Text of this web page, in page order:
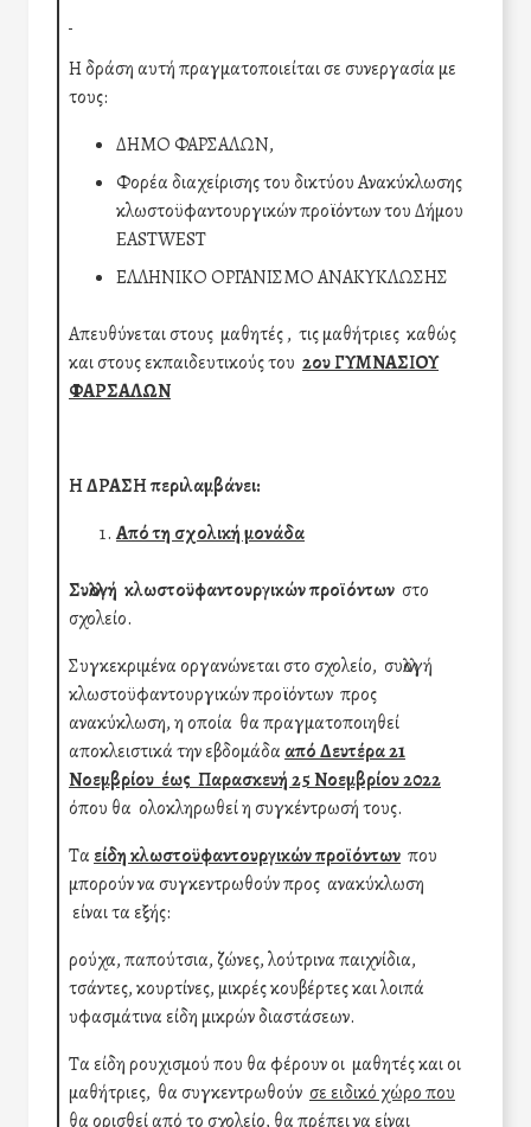
Η δράση αυτή πραγματοποιείται σε συνεργασία με
τους:
ΔΗΜΟ ΦΑΡΣΑΛΩΝ,
Φορέα διαχείρισης του δικτύου Ανακύκλωσης
κλωστοϋφαντουργικών προϊόντων του Δήμου
EASTWEST
ΕΛΛΗΝΙΚΟ ΟΡΓΑΝΙΣΜΟ ΑΝΑΚΥΚΛΩΣΗΣ
Απευθύνεται στους μαθητές , τις μαθήτριες καθώς
και στους εκπαιδευτικούς του 2ου ΓΥΜΝΑΣΙΟΥ
ΦΑΡΣΑΛΩΝ
Η ΔΡΑΣΗ περιλαμβάνει:
Από τη σχολική μονάδα
Συλλογή κλωστοϋφαντουργικών προϊόντων στο
σχολείο.
Συγκεκριμένα οργανώνεται στο σχολείο, συλλογή
κλωστοϋφαντουργικών προϊόντων προς
ανακύκλωση, η οποία θα πραγματοποιηθεί
αποκλειστικά την εβδομάδα από Δευτέρα 21
Νοεμβρίου έως Παρασκευή 25 Νοεμβρίου 2022
όπου θα ολοκληρωθεί η συγκέντρωσή τους.
Τα είδη κλωστοϋφαντουργικών προϊόντων που
μπορούν να συγκεντρωθούν προς ανακύκλωση
είναι τα εξής:
ρούχα, παπούτσια, ζώνες, λούτρινα παιχνίδια,
τσάντες, κουρτίνες, μικρές κουβέρτες και λοιπά
υφασμάτινα είδη μικρών διαστάσεων.
Τα είδη ρουχισμού που θα φέρουν οι μαθητές και οι
μαθήτριες, θα συγκεντρωθούν σε ειδικό χώρο που
θα ορισθεί από το σχολείο, θα πρέπει να είναι